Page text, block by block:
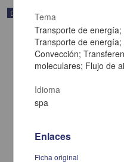
Tema
Transporte de
Transporte de
Convección;
moleculares; Flujo de
Idioma
spa
Enlaces
Ficha original